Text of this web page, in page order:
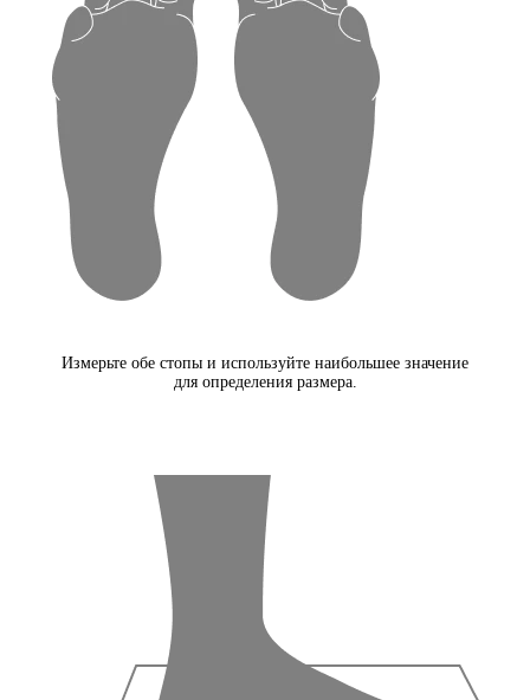
Измерьте обе стопы и используйте наибольшее значение
для определения размера.